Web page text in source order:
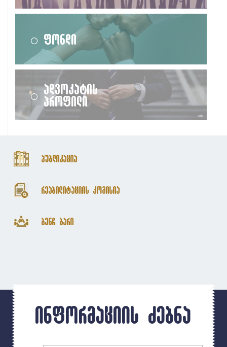
ფონდი
ადვოკატის
პროფილი
პუბლიკაცია
რეაბილიტაციის კომისია
ბენჩ ბარი
ინფორმაციის ძებნა